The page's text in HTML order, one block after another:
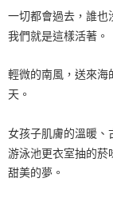
一切都會過去，誰也
我們就是這樣活著。
輕微的南風，送來海
天。
女孩子肌膚的溫暖、
游泳池更衣室抽的菸
甜美的夢。